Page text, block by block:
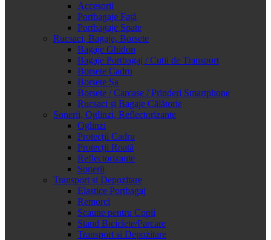
Accesorii
Portbagaje Față
Portbagaje Spate
Rucsaci, Bagaje, Borsete
Bagaje Ghidon
Bagaje Portbagaj / Cutii de Transport
Borsete Cadru
Borsete Șa
Borsete / Carcase / Prinderi Smartphone
Rucsaci și Bagaje Călătorie
Sonerii, Oglinzi, Reflectorizante
Oglinzi
Protecții Cadru
Protecții Roată
Reflectorizante
Sonerii
Transport și Depozitare
Elastice Portbagaj
Remorci
Scaune pentru Copii
Stand Biciclete/Parcare
Transport si Depozitare